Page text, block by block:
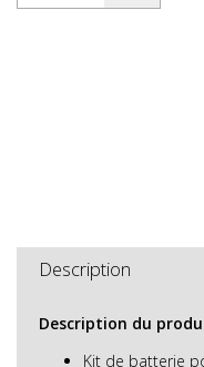
Description
Description du
Kit de batterie